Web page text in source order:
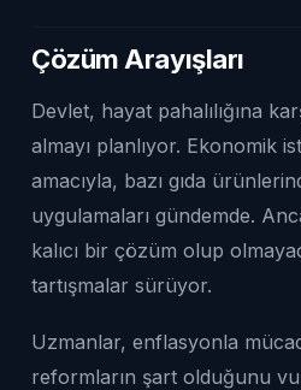
Çözüm Arayışları
Devlet, hayat pahalılığına
almayı planlıyor. Ekonomik
amacıyla, bazı gıda
uygulamaları gündemde.
kalıcı bir çözüm olup
tartışmalar sürüyor.
Uzmanlar, enflasyonla
reformların şart olduğunu